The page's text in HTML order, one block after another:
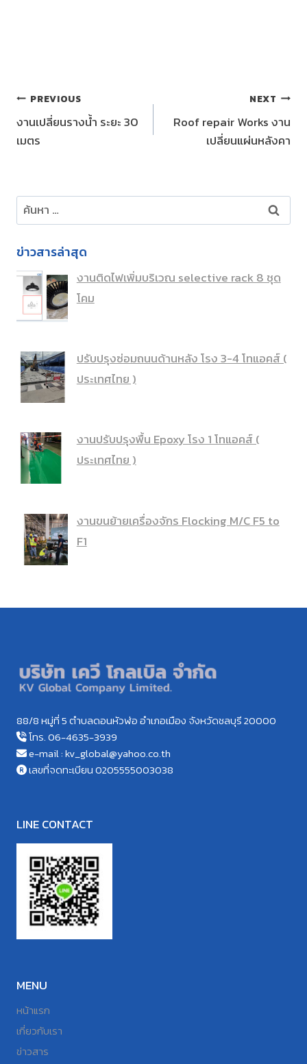
แนะแนว
เรื่อง
PREVIOUS
งานเปลี่ยนรางน้ำ ระยะ 30
เมตร
NEXT
Roof repair Works งาน
เปลี่ยนแผ่นหลังคา
ค้นหา
สำหรับ:
ข่าวสารล่าสุด
งานติดไฟเพิ่มบริเวณ selective rack 8 ชุด
โคม
ปรับปรุงซ่อมถนนด้านหลัง โรง 3-4 โทแอคส์ (
ประเทศไทย )
งานปรับปรุงพื้น Epoxy โรง 1 โทแอคส์ (
ประเทศไทย )
งานขนย้ายเครื่องจักร Flocking M/C F5 to
F1
88/8 หมู่ที่ 5 ตำบลดอนหัวฬ่อ อำเภอเมือง จังหวัดชลบุรี 20000
โทร. 06-4635-3939
e-mail : kv_global@yahoo.co.th
เลขที่จดทะเบียน 0205555003038
LINE CONTACT
MENU
หน้าแรก
เกี่ยวกับเรา
ข่าวสาร